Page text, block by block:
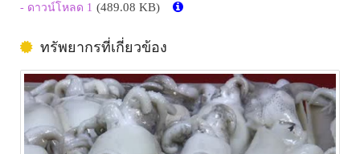
- ดาวน์โหลด 1 (489.08 KB)
ทรัพยากรที่เกี่ยวข้อง